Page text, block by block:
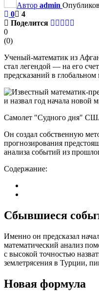
Автор admin
0
4
Поделится
0
(0)
Ученый-математик из
стал легендой — на его
предсказаний в глобальном
Самолет "Судного дня"
Он создал собственную
прогнозирования
анализа событий из
Содержание:
Сбывшиеся
Именно он предсказал
математический анализ
с высокой точностью
землетрясения в Турции,
Новая формула